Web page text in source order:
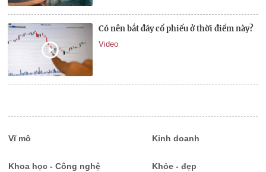
Có nên bắt đáy cổ phiếu ở thời điểm này?
Video
Vĩ mô Kinh doanh
Khoa học - Công nghệ Khỏe - đẹp